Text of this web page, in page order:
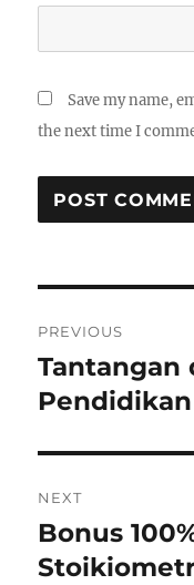
Save my name,
the next time I
navigation
PREVIOUS
Previous
post:
Tantangan
NEXT
Next
post:
Bonus